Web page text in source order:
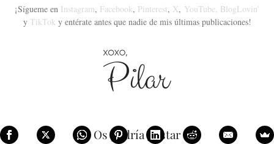
¡Sígueme en Instagram, Facebook, Pinterest, X, YouTube, BlogLovin’
y TikTok y entérate antes que nadie de mis últimas publicaciones!
Os podría gustar